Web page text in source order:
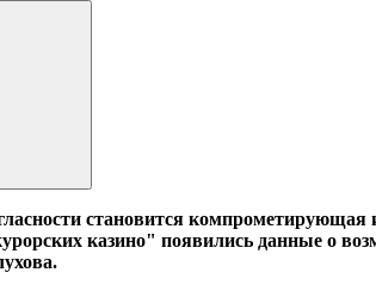
становится
казино" появились данные о